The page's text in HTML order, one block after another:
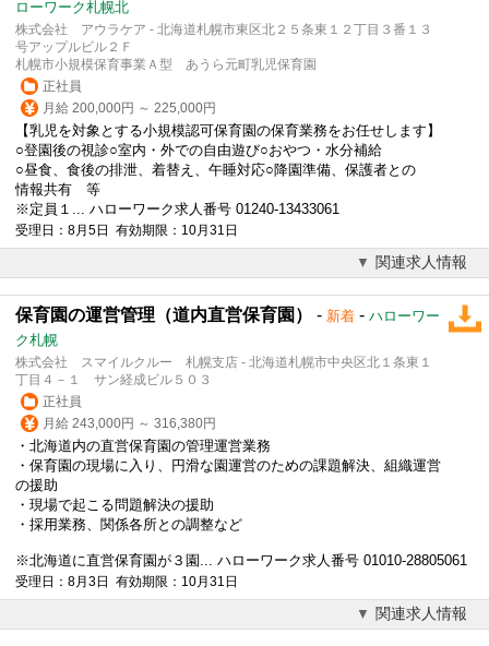
ローワーク札幌北
株式会社 アウラケア - 北海道札幌市東区北２５条東１２丁目３番１３
号アップルビル２Ｆ
札幌市小規模保育事業Ａ型 あうら元町乳児保育園
正社員
月給 200,000円 ～ 225,000円
【乳児を対象とする小規模認可保育園の保育業務をお任せします】
○登園後の視診○室内・外での自由遊び○おやつ・水分補給
○昼食、食後の排泄、着替え、午睡対応○降園準備、保護者との
情報共有 等
※定員１... ハローワーク求人番号 01240-13433061
受理日：8月5日 有効期限：10月31日
関連求人情報
保育園の運営管理（道内直営保育園） - 新着 - ハローワー
ク札幌
株式会社 スマイルクルー 札幌支店 - 北海道札幌市中央区北１条東１
丁目４－１ サン経成ビル５０３
正社員
月給 243,000円 ～ 316,380円
・北海道内の直営保育園の管理運営業務
・保育園の現場に入り、円滑な園運営のための課題解決、組織運営
の援助
・現場で起こる問題解決の援助
・採用業務、関係各所との調整など
※北海道に直営保育園が３園... ハローワーク求人番号 01010-28805061
受理日：8月3日 有効期限：10月31日
関連求人情報